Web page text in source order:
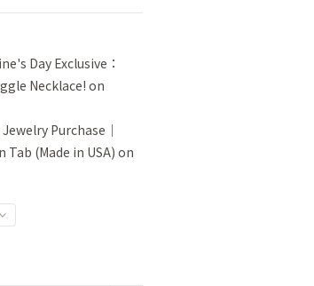
Day Exclusive：
Necklace! on
Purchase｜
(Made in USA) on